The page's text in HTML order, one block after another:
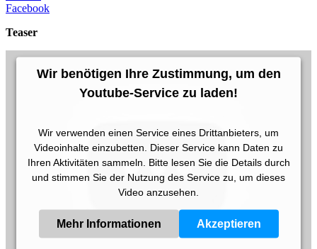
Facebook
Teaser
Wir benötigen Ihre Zustimmung, um den
Youtube-Service zu laden!
Wir verwenden einen Service eines Drittanbieters, um
Videoinhalte einzubetten. Dieser Service kann Daten zu
Ihren Aktivitäten sammeln. Bitte lesen Sie die Details durch
und stimmen Sie der Nutzung des Service zu, um dieses
Video anzusehen.
Mehr Informationen Akzeptieren